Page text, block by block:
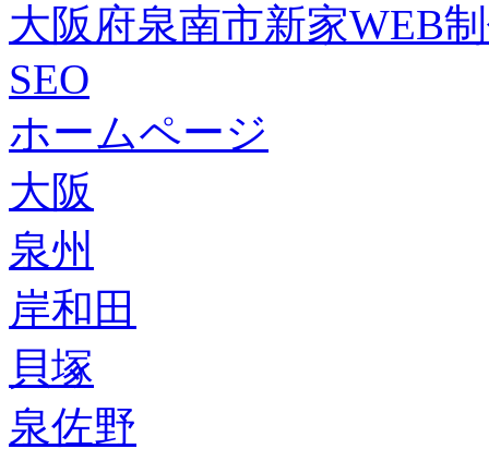
大阪府泉南市新家WEB
SEO
ホームページ
大阪
泉州
岸和田
貝塚
泉佐野